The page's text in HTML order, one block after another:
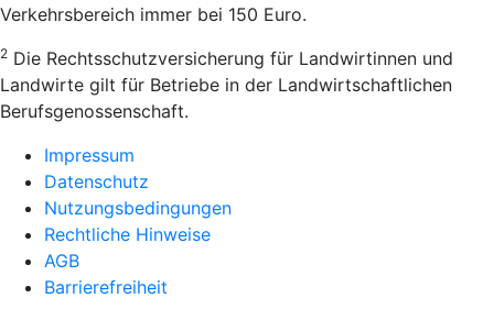
Verkehrsbereich immer bei 150 Euro.
2 Die Rechtsschutzversicherung für Landwirtinnen und
Landwirte gilt für Betriebe in der Landwirtschaftlichen
Berufsgenossenschaft.
Impressum
Datenschutz
Nutzungsbedingungen
Rechtliche Hinweise
AGB
Barrierefreiheit